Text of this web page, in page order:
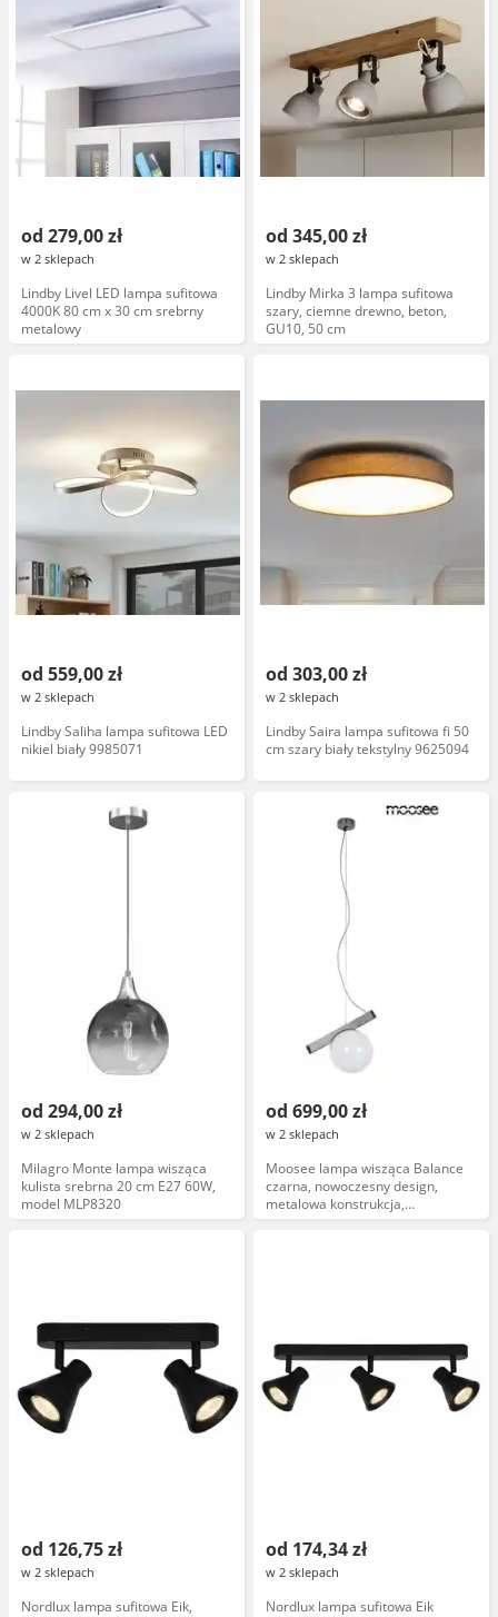
od 279,00 zł
w 2 sklepach
Lindby Livel LED lampa sufitowa
4000K 80 cm x 30 cm srebrny
metalowy
od 345,00 zł
w 2 sklepach
Lindby Mirka 3 lampa sufitowa
szary, ciemne drewno, beton,
GU10, 50 cm
od 559,00 zł
w 2 sklepach
Lindby Saliha lampa sufitowa LED
nikiel biały 9985071
od 303,00 zł
w 2 sklepach
Lindby Saira lampa sufitowa fi 50
cm szary biały tekstylny 9625094
od 294,00 zł
w 2 sklepach
Milagro Monte lampa wisząca
kulista srebrna 20 cm E27 60W,
model MLP8320
od 699,00 zł
w 2 sklepach
Moosee lampa wisząca Balance
czarna, nowoczesny design,
metalowa konstrukcja,
regulowany kabel,
od 126,75 zł
w 2 sklepach
Nordlux lampa sufitowa Eik,
od 174,34 zł
w 2 sklepach
Nordlux lampa sufitowa Eik